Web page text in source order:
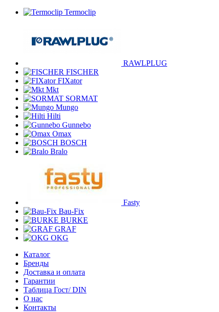
Termoclip
RAWLPLUG
FISCHER
FIXator
Mkt
SORMAT
Mungo
Hilti
Gunnebo
Omax
BOSCH
Bralo
Fasty
Bau-Fix
BURKE
GRAF
OKG
Каталог
Бренды
Доставка и оплата
Гарантии
Таблица Гост/ DIN
О нас
Контакты